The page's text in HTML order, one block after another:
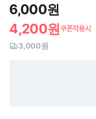
6,000원
4,200원쿠폰적용시
3,000원